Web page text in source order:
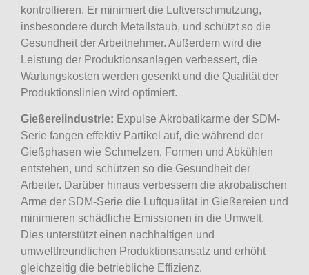
kontrollieren. Er minimiert die Luftverschmutzung,
insbesondere durch Metallstaub, und schützt so die
Gesundheit der Arbeitnehmer. Außerdem wird die
Leistung der Produktionsanlagen verbessert, die
Wartungskosten werden gesenkt und die Qualität der
Produktionslinien wird optimiert.
Gießereiindustrie: Expulse Akrobatikarme der SDM-
Serie fangen effektiv Partikel auf, die während der
Gießphasen wie Schmelzen, Formen und Abkühlen
entstehen, und schützen so die Gesundheit der
Arbeiter. Darüber hinaus verbessern die akrobatischen
Arme der SDM-Serie die Luftqualität in Gießereien und
minimieren schädliche Emissionen in die Umwelt.
Dies unterstützt einen nachhaltigen und
umweltfreundlichen Produktionsansatz und erhöht
gleichzeitig die betriebliche Effizienz.